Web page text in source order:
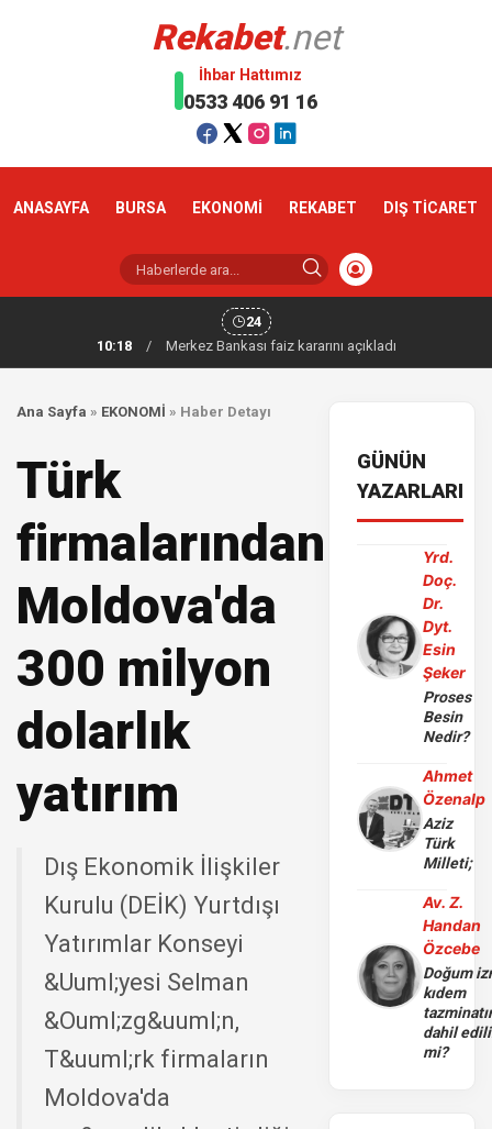
Rekabet.net
İhbar Hattımız
0533 406 91 16
ANASAYFA BURSA EKONOMİ REKABET DIŞ TİCARET
24
10:18
/ Merkez Bankası faiz kararını açıkladı
Ana Sayfa » EKONOMİ » Haber Detayı
Türk
firmalarından
Moldova'da
300 milyon
dolarlık
yatırım
Dış Ekonomik İlişkiler
Kurulu (DEİK) Yurtdışı
Yatırımlar Konseyi
&Uuml;yesi Selman
&Ouml;zg&uuml;n,
T&uuml;rk firmaların
Moldova'da
GÜNÜN
YAZARLARI
Yrd.
Doç.
Dr.
Dyt.
Esin
Şeker
Proses
Besin
Nedir?
Ahmet
Özenalp
Aziz
Türk
Milleti;
Av. Z.
Handan
Özcebe
Doğum
kıdem
dahil
mi?